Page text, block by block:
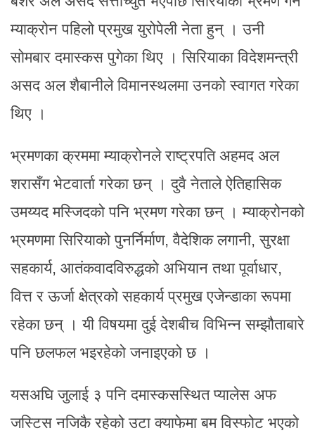
म्याक्रोन पहिलो प्रमुख युरोपेली नेता हुन् । उनी
सोमबार दमास्कस पुगेका थिए । सिरियाका विदेशमन्त्री
असद अल शैबानीले विमानस्थलमा उनको स्वागत गरेका
थिए ।
भ्रमणका क्रममा म्याक्रोनले राष्ट्रपति अहमद अल
शरासँग भेटवार्ता गरेका छन् । दुवै नेताले ऐतिहासिक
उमय्यद मस्जिदको पनि भ्रमण गरेका छन् । म्याक्रोनको
भ्रमणमा सिरियाको पुनर्निर्माण, वैदेशिक लगानी, सुरक्षा
सहकार्य, आतंकवादविरुद्धको अभियान तथा पूर्वाधार,
वित्त र ऊर्जा क्षेत्रको सहकार्य प्रमुख एजेन्डाका रूपमा
रहेका छन् । यी विषयमा दुई देशबीच विभिन्न सम्झौताबारे
पनि छलफल भइरहेको जनाइएको छ ।
यसअघि जुलाई ३ पनि दमास्कसस्थित प्यालेस अफ
जस्टिस नजिकै रहेको उटा क्याफेमा बम विस्फोट भएको